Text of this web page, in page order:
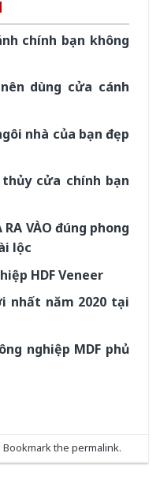
chính bạn không
dùng cửa cánh
nhà của bạn đẹp
cửa chính bạn
VÀO đúng phong
lộc
HDF Veneer
nhất năm 2020 tại
nghiệp MDF phủ
. Bookmark the permalink.